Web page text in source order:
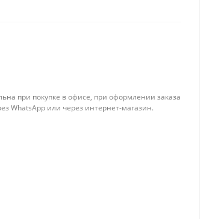
при покупке в офисе, при оформлении заказа
WhatsApp или через интернет-магазин.